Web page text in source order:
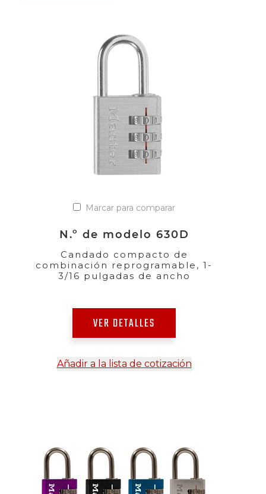
Marcar para comparar
N.º de modelo 630D
Candado compacto de
combinación reprogramable, 1-
3/16 pulgadas de ancho
VER DETALLES
Añadir a la lista de cotización